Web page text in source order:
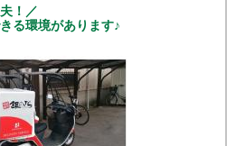
！／
る環境があります♪